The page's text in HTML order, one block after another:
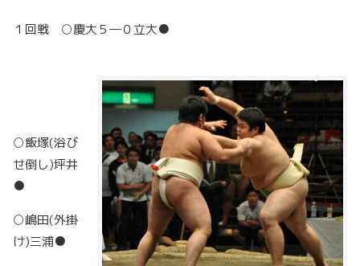
１回戦 ○慶大５―０立大●
○飯塚(浴び
せ倒し)坪井
●
○嶋田(外掛
け)三浦●